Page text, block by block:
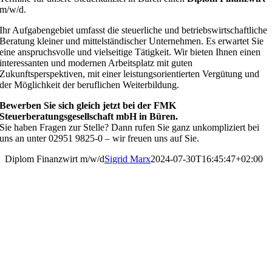
m/w/d.
Ihr Aufgabengebiet umfasst die steuerliche und betriebswirtschaftliche
Beratung kleiner und mittelständischer Unternehmen. Es erwartet Sie
eine anspruchsvolle und vielseitige Tätigkeit. Wir bieten Ihnen einen
interessanten und modernen Arbeitsplatz mit guten
Zukunftsperspektiven, mit einer leistungsorientierten Vergütung und
der Möglichkeit der beruflichen Weiterbildung.
Bewerben Sie sich gleich jetzt bei der FMK
Steuerberatungsgesellschaft mbH in Büren.
Sie haben Fragen zur Stelle? Dann rufen Sie ganz unkompliziert bei
uns an unter 02951 9825-0 – wir freuen uns auf Sie.
Diplom Finanzwirt m/w/dSigrid Marx2024-07-30T16:45:47+02:00